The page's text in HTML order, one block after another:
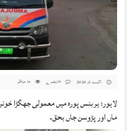
اگست 5, 2026 29 مناظر
لاہور: ہربنس پورہ میں معمولی جھگڑا
ماں اور پڑوسن جاں بحق.